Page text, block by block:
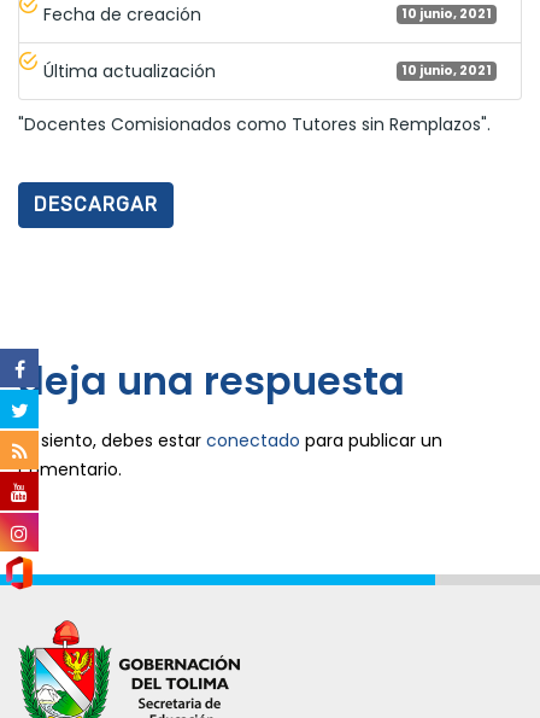
Fecha de creación 10 junio, 2021
Última actualización 10 junio, 2021
"Docentes Comisionados como Tutores sin Remplazos".
DESCARGAR
deja una respuesta
Lo siento, debes estar conectado para publicar un
comentario.